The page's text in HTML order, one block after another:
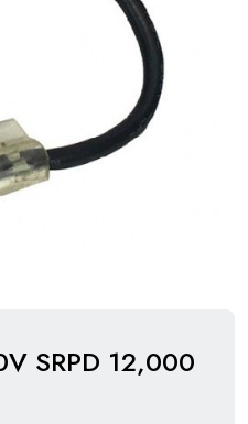
SRPD 12,000